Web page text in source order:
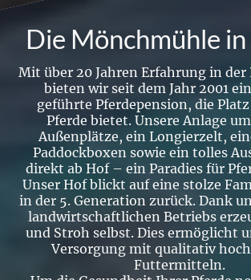
Die Mönchmühle
Mit über 20 Jahren Erfahrung in
bieten wir seit dem Jahr 2001
geführte Pferdepension, die
Pferde bietet. Unsere Anlage
Außenplätze, ein Longierzelt,
Paddockboxen sowie ein tolles
direkt ab Hof – ein Paradies für
Unser Hof blickt auf eine stolze
in der 5. Generation zurück. Dank
landwirtschaftlichen Betriebs
und Stroh selbst. Dies ermöglicht
Versorgung mit qualitativ
Futtermitteln.